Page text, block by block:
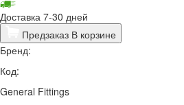
Доставка 7-30 дней
Предзаказ В корзине
Бренд:
Код:
General Fittings